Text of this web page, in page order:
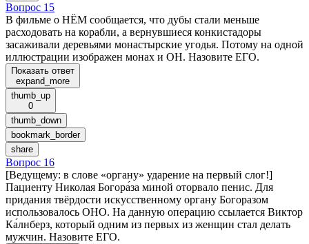
Вопрос 15
В фильме о НЁМ сообщается, что дубы стали меньше
расходовать на корабли, а вернувшиеся конкистадоры
засаживали деревьями монастырские угодья. Потому на одной
иллюстрации изображен монах и ОН. Назовите ЕГО.
Показать ответ
expand_more
thumb_up
0
thumb_down
bookmark_border
share
Вопрос 16
[Ведущему: в слове «органу» ударение на первый слог!]
Пациенту Николая Богора́за миной оторвало пенис. Для
придания твёрдости искусственному органу Богоразом
использовалось ОНО. На данную операцию ссылается Виктор
Ка́лнберз, который одним из первых из женщин стал делать
мужчин. Назовите ЕГО.